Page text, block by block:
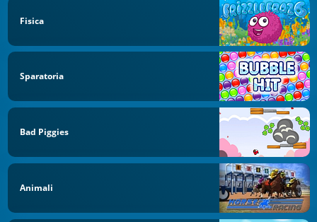
Fisica
Sparatoria
Bad Piggies
Animali